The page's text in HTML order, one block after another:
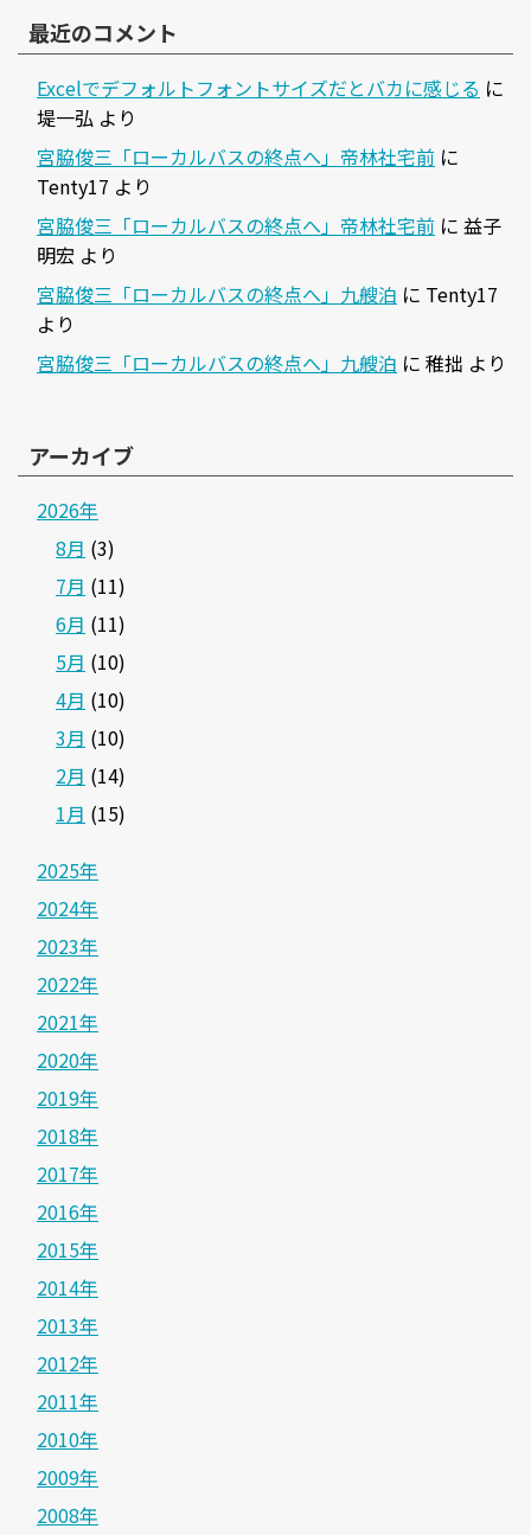
最近のコメント
Excelでデフォルトフォントサイズだとバカに感じる に
堤一弘 より
宮脇俊三「ローカルバスの終点へ」帝林社宅前 に
Tenty17 より
宮脇俊三「ローカルバスの終点へ」帝林社宅前 に 益子
明宏 より
宮脇俊三「ローカルバスの終点へ」九艘泊 に Tenty17
より
宮脇俊三「ローカルバスの終点へ」九艘泊 に 稚拙 より
アーカイブ
2026年
8月 (3)
7月 (11)
6月 (11)
5月 (10)
4月 (10)
3月 (10)
2月 (14)
1月 (15)
2025年
2024年
2023年
2022年
2021年
2020年
2019年
2018年
2017年
2016年
2015年
2014年
2013年
2012年
2011年
2010年
2009年
2008年